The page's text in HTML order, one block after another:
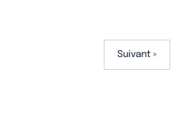
Suivant »